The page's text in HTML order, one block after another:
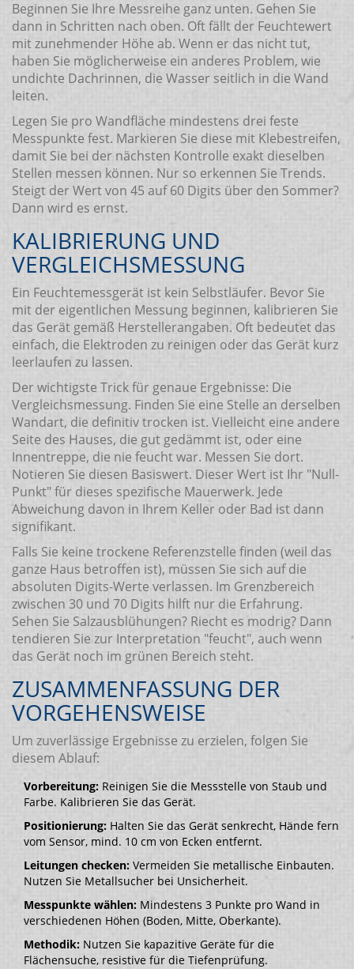
Beginnen Sie Ihre Messreihe ganz unten. Gehen Sie
dann in Schritten nach oben. Oft fällt der Feuchtewert
mit zunehmender Höhe ab. Wenn er das nicht tut,
haben Sie möglicherweise ein anderes Problem, wie
undichte Dachrinnen, die Wasser seitlich in die Wand
leiten.
Legen Sie pro Wandfläche mindestens drei feste
Messpunkte fest. Markieren Sie diese mit Klebestreifen,
damit Sie bei der nächsten Kontrolle exakt dieselben
Stellen messen können. Nur so erkennen Sie Trends.
Steigt der Wert von 45 auf 60 Digits über den Sommer?
Dann wird es ernst.
KALIBRIERUNG UND
VERGLEICHSMESSUNG
Ein Feuchtemessgerät ist kein Selbstläufer. Bevor Sie
mit der eigentlichen Messung beginnen, kalibrieren Sie
das Gerät gemäß Herstellerangaben. Oft bedeutet das
einfach, die Elektroden zu reinigen oder das Gerät kurz
leerlaufen zu lassen.
Der wichtigste Trick für genaue Ergebnisse: Die
Vergleichsmessung. Finden Sie eine Stelle an derselben
Wandart, die definitiv trocken ist. Vielleicht eine andere
Seite des Hauses, die gut gedämmt ist, oder eine
Innentreppe, die nie feucht war. Messen Sie dort.
Notieren Sie diesen Basiswert. Dieser Wert ist Ihr "Null-
Punkt" für dieses spezifische Mauerwerk. Jede
Abweichung davon in Ihrem Keller oder Bad ist dann
signifikant.
Falls Sie keine trockene Referenzstelle finden (weil das
ganze Haus betroffen ist), müssen Sie sich auf die
absoluten Digits-Werte verlassen. Im Grenzbereich
zwischen 30 und 70 Digits hilft nur die Erfahrung.
Sehen Sie Salzausblühungen? Riecht es modrig? Dann
tendieren Sie zur Interpretation "feucht", auch wenn
das Gerät noch im grünen Bereich steht.
ZUSAMMENFASSUNG DER
VORGEHENSWEISE
Um zuverlässige Ergebnisse zu erzielen, folgen Sie
diesem Ablauf:
Vorbereitung: Reinigen Sie die Messstelle von Staub und
Farbe. Kalibrieren Sie das Gerät.
Positionierung: Halten Sie das Gerät senkrecht, Hände fern
vom Sensor, mind. 10 cm von Ecken entfernt.
Leitungen checken: Vermeiden Sie metallische Einbauten.
Nutzen Sie Metallsucher bei Unsicherheit.
Messpunkte wählen: Mindestens 3 Punkte pro Wand in
verschiedenen Höhen (Boden, Mitte, Oberkante).
Methodik: Nutzen Sie kapazitive Geräte für die
Flächensuche, resistive für die Tiefenprüfung.